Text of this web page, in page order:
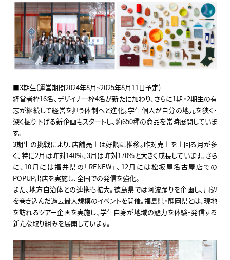
■3期生(運営期間2024年8月~2025年8月11日予定)
経営者枠16名、デザイナー枠4名が新たに加わり、さらに1期・2期生の有
志が継続して経営を担う体制へと進化。学生個人が自分の地元を狭く・
深く掘り下げる新企画もスタートし、約650種の商品を常時展開していま
す。
3期生の挑戦により、店舗売上は好調に推移。昨対売上を上回る月が多
く、特に2月は昨対140%、3月は昨対170%と大きく成長しています。さら
に、10月には福井県の「RENEW」、12月には松坂屋名古屋店での
POPUP出店を実施し、全国での発信を強化。
また、地方自治体との連携も拡大。徳島県では阿波踊りを企画し、周辺
を巻き込んだ過去最大規模のイベントを開催。福島県・静岡県とは、現地
を訪れるツアー企画を実施し、学生自身が地域の魅力を体験・発信する
新たな取り組みを展開しています。